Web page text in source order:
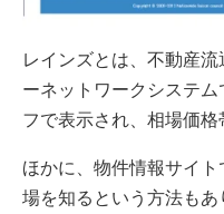
レインズとは、不動産
ーネットワークシステ
フで表示され、相場価格
ほかに、物件情報サイ
場を知るという方法もあ